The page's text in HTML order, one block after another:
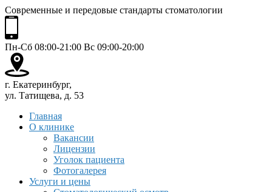
Современные и передовые стандарты стоматологии
Пн-Сб 08:00-21:00 Вс 09:00-20:00
г. Екатеринбург,
ул. Татищева, д. 53
Главная
О клинике
Вакансии
Лицензии
Уголок пациента
Фотогалерея
Услуги и цены